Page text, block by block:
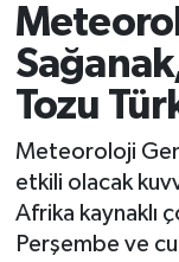
Tozu
Meteoroloji
etkili olacak
Afrika kaynaklı
Perşembe ve
Tüm
Son Dakika